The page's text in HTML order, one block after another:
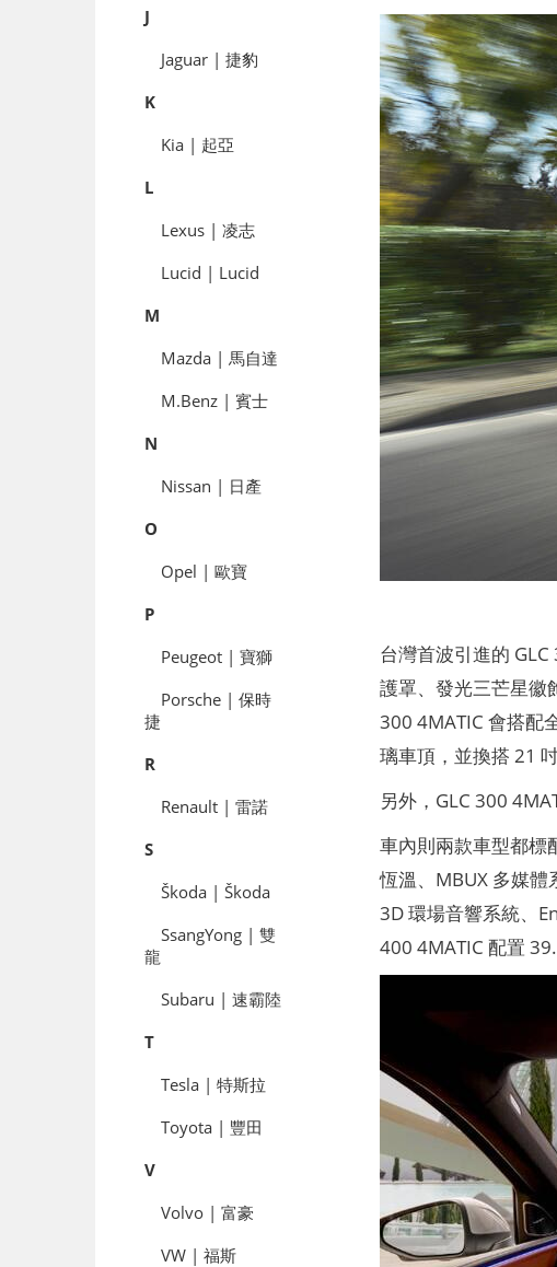
J
Jaguar | 捷豹
K
Kia | 起亞
L
Lexus | 凌志
Lucid | Lucid
M
Mazda | 馬自達
M.Benz | 賓士
N
Nissan | 日產
O
Opel | 歐寶
P
Peugeot | 寶獅
Porsche | 保時
捷
R
Renault | 雷諾
S
Škoda | Škoda
SsangYong | 雙
龍
Subaru | 速霸陸
T
Tesla | 特斯拉
Toyota | 豐田
V
Volvo | 富豪
VW | 福斯
台灣首波引進的
護罩、發光三芒星徽
300 4MATIC 會搭配
璃車頂，並換搭 21 吋
另外，GLC 300
車內則兩款車型都標
恆溫、MBUX 多媒
3D 環場音響系統、
400 4MATIC 配置